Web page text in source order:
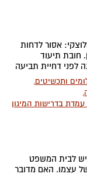
אסור לדחות
חובת תיעוד
לפני דחיית תביעה
ותכשיטים,
,
בדרישות המיגון
לבית המשפט
עצמו. האם מדובר